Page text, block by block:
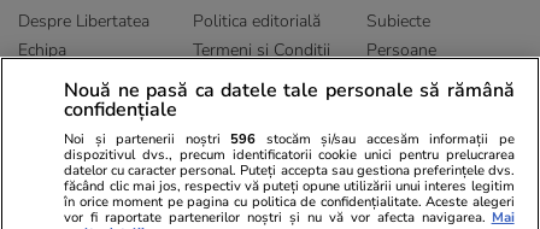
Despre Libertatea
Echipa
Publicitate
Politica de
Politica editorială
Termeni și Conditii
Abonamente
Subiecte
Persoane
Sitemap
Ringier România
Nouă ne pasă ca datele tale personale să rămână
confidențiale
Noi și partenerii noștri 596 stocăm și/sau accesăm informații pe
dispozitivul dvs., precum identificatorii cookie unici pentru prelucrarea
datelor cu caracter personal. Puteți accepta sau gestiona preferințele dvs.
făcând clic mai jos, respectiv vă puteți opune utilizării unui interes legitim
în orice moment pe pagina cu politica de confidențialitate. Aceste alegeri
vor fi raportate partenerilor noștri și nu vă vor afecta navigarea. Mai